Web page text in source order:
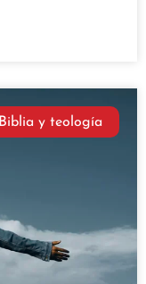
Biblia y teología